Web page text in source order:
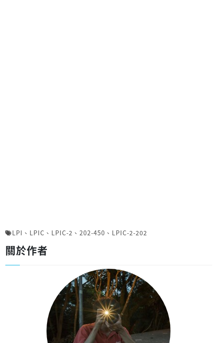
LPI 、 LPIC 、 LPIC-2 、 202-450 、 LPIC-2-202
關於作者